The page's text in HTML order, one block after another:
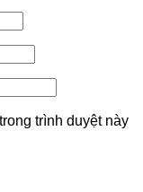
trình duyệt này